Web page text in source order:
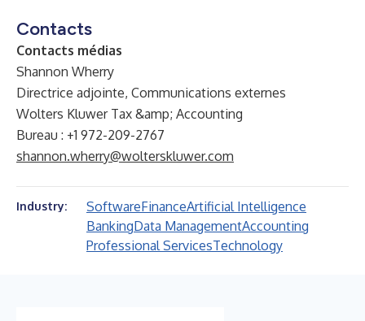
Contacts
Contacts médias
Shannon Wherry
Directrice adjointe, Communications externes
Wolters Kluwer Tax &amp; Accounting
Bureau : +1 972-209-2767
shannon.wherry@wolterskluwer.com
Industry: SoftwareFinanceArtificial Intelligence
BankingData ManagementAccounting
Professional ServicesTechnology